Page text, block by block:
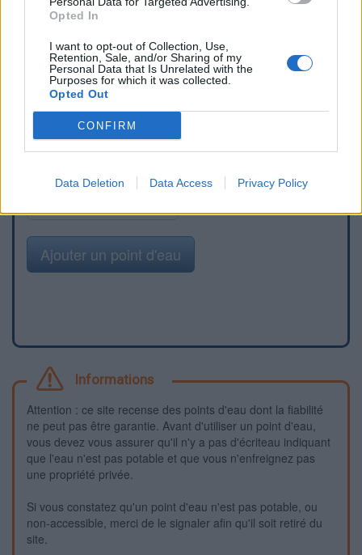
Opted In
I want to opt-out of Collection, Use,
Retention, Sale, and/or Sharing of my
Personal Data that Is Unrelated with the
Purposes for which it was collected.
Opted Out
CONFIRM
Data Deletion Data Access Privacy Policy
Ajouter un point d'eau
Informations
Attention : ce site recense des points d'eau dont la fiabilité
ne peut pas être garantie. Avant d'utiliser un point d'eau,
vous devez vous assurer qu'il n'y a pas d'écriteau indiquant
que l'eau n'est pas potable et que vous n'enfreignez pas
une propriété privée.
Si vous constatez qu'un point d'eau n'est pas potable, ou
non-accessible, merci de le signaler afin qu'il soit retiré du
site.